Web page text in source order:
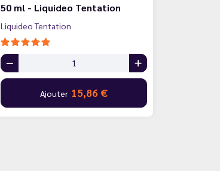
50 ml - Liquideo Tentation
Liquideo Tentation
Ajouter 15,86 €